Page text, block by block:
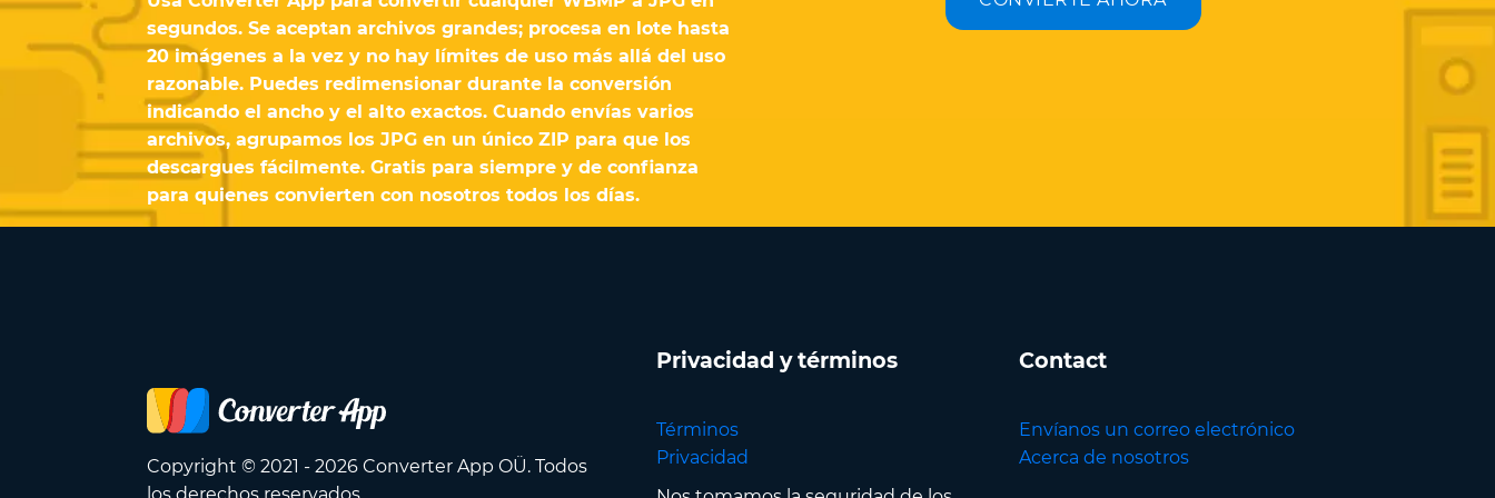
segundos. Se aceptan archivos grandes; procesa en lote hasta
20 imágenes a la vez y no hay límites de uso más allá del uso
razonable. Puedes redimensionar durante la conversión
indicando el ancho y el alto exactos. Cuando envías varios
archivos, agrupamos los JPG en un único ZIP para que los
descargues fácilmente. Gratis para siempre y de confianza
para quienes convierten con nosotros todos los días.
Copyright © 2021 - 2026 Converter App OÜ. Todos
los derechos reservados.
Privacidad y términos
Términos
Privacidad
Contact
Envíanos un correo electrónico
Acerca de nosotros